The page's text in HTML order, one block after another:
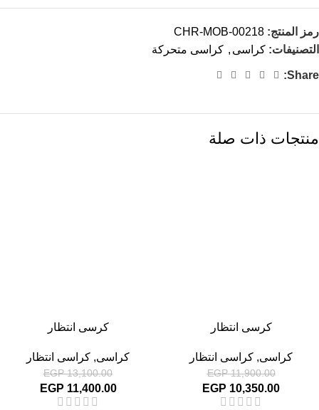
رمز المنتج: CHR-MOB-00218
التصنيفات: كراسى , كراسى متحركة
Share:
منتجات ذات صلة
كرسى انتظار
كراسى, كراسى انتظار
EGP11,900.00
EGP 10,350.00
كرسى انتظار
كراسى, كراسى انتظار
EGP13,100.00
EGP 11,400.00